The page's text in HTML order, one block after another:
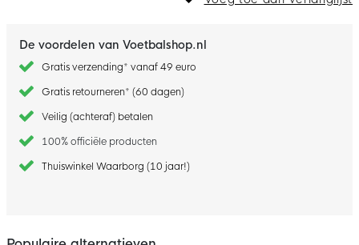
De voordelen van Voetbalshop.nl
Gratis verzending* vanaf 49 euro
Gratis retourneren* (60 dagen)
Veilig (achteraf) betalen
100% officiële producten
Thuiswinkel Waarborg (10 jaar!)